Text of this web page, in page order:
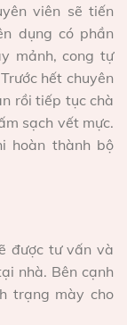
viên sẽ tiến
dụng có phần
mảnh, cong tự
hết chuyên
rồi tiếp tục chà
sạch vết mực.
hoàn thành bộ
được tư vấn và
nhà. Bên cạnh
trạng mày cho